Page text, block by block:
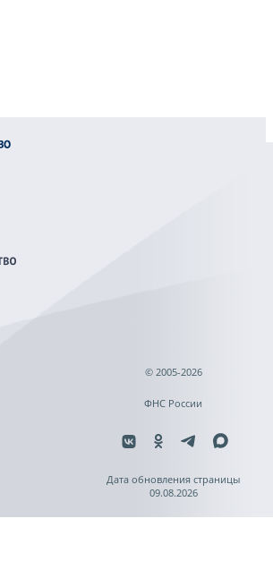
© 2005-2026
ФНС России
Дата обновления страницы
09.08.2026